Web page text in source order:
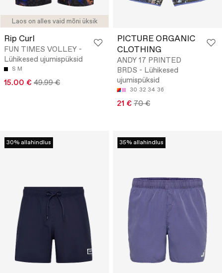
Laos on alles vaid mõni üksik
Rip Curl
FUN TIMES VOLLEY -
Lühikesed ujumispüksid
S M
15.00 € 49.99 €
PICTURE ORGANIC
CLOTHING
ANDY 17 PRINTED
BRDS - Lühikesed
ujumispüksid
30 32 34 36
21 € 70 €
30% allahindlus 35% allahindlus